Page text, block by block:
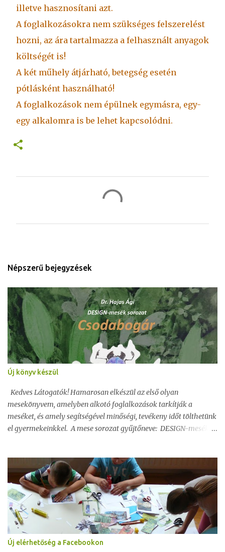
illetve hasznosítani azt.
A foglalkozásokra nem szükséges felszerelést
hozni, az ára tartalmazza a felhasznált anyagok
költségét is!
A két műhely átjárható, betegség esetén
pótlásként használható!
A foglalkozások nem épülnek egymásra, egy-
egy alkalomra is be lehet kapcsolódni.
g
z
é
s
e
k
Népszerű bejegyzések
Új könyv készül
Kedves Látogatók! Hamarosan elkészül az első olyan
mesekönyvem, amelyben alkotó foglalkozások tarkítják a
meséket, és amely segítségével minőségi, tevékeny időt tölthetünk
el gyermekeinkkel. A mese sorozat gyűjtőneve: DESIGN-mesék.
Új elérhetőség a Facebookon